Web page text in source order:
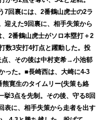
7回裏には、2番鶴山虎士の2ラ
迎えた9回裏に、相手失策から
2番鶴山虎士がソロ本塁打＋2
数3安打4打点と躍動した。投
点、その後は中村吏希→小池郁
った。■長崎西は、大崎に4-3
寛生のタイムリー(失策も絡
挙3点を先制。その後、守る8回
表に、相手失策から走者を出す